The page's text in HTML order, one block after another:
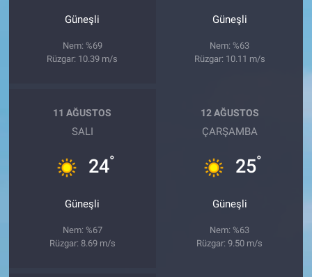
Güneşli
Nem: %69
Rüzgar: 10.39 m/s
Güneşli
Nem: %63
Rüzgar: 10.11 m/s
11 AĞUSTOS
SALI
24°
Güneşli
Nem: %67
Rüzgar: 8.69 m/s
12 AĞUSTOS
ÇARŞAMBA
25°
Güneşli
Nem: %63
Rüzgar: 9.50 m/s